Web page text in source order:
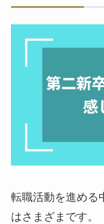
転職活動を進める
はさまざまです。